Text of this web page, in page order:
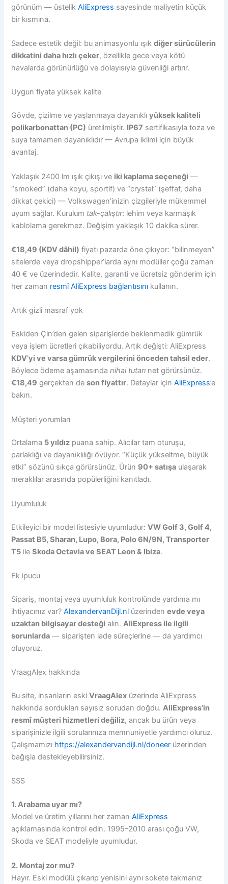
görünüm — üstelikAliExpress sayesinde maliyetin küçük
bir kısmına.
Sadece estetik değil: bu animasyonlu ışıkdiğer sürücülerin
dikkatini daha hızlı çeker, özellikle gece veya kötü
havalarda görünürlüğü ve dolayısıyla güvenliği artırır.
Uygun fiyata yüksek kalite
Gövde, çizilme ve yaşlanmaya dayanıklıyüksek kaliteli
polikarbonattan (PC) üretilmiştir. IP67 sertifikasıyla toza ve
suya tamamen dayanıklıdır — Avrupa iklimi için büyük
avantaj.
Yaklaşık 2400 lm ışık çıkışı ve iki kaplama seçeneği —
“smoked” (daha koyu, sportif) ve “crystal” (şeffaf, daha
dikkat çekici) — Volkswagen’inizin çizgileriyle mükemmel
uyum sağlar. Kurulum tak-çalıştır: lehim veya karmaşık
kablolama gerekmez. Değişim yaklaşık 10 dakika sürer.
€18,49 (KDV dâhil) fiyatı pazarda öne çıkıyor: “bilinmeyen”
sitelerde veya dropshipper’larda aynı modüller çoğu zaman
40 € ve üzerindedir. Kalite, garanti ve ücretsiz gönderim için
her zaman resmî AliExpress bağlantısını kullanın.
Artık gizli masraf yok
Eskiden Çin’den gelen siparişlerde beklenmedik gümrük
veya işlem ücretleri çıkabiliyordu. Artık değişti: AliExpress
KDV’yi ve varsa gümrük vergilerini önceden tahsil eder.
Böylece ödeme aşamasındanihai tutarı net görürsünüz.
€18,49 gerçekten deson fiyattır. Detaylar içinAliExpress’e
bakın.
Müşteri yorumları
Ortalama 5 yıldız puana sahip. Alıcılar tam oturuşu,
parlaklığı ve dayanıklılığı övüyor. “Küçük yükseltme, büyük
etki” sözünü sıkça görürsünüz. Ürün 90+ satışa ulaşarak
meraklılar arasında popülerliğini kanıtladı.
Uyumluluk
Etkileyici bir model listesiyle uyumludur:VW Golf 3, Golf 4,
Passat B5, Sharan, Lupo, Bora, Polo 6N/9N, Transporter
T5 ileSkoda Octavia ve SEAT Leon & Ibiza.
Ek ipucu
Sipariş, montaj veya uyumluluk kontrolünde yardıma mı
ihtiyacınız var?AlexandervanDijl.nl üzerindenevde veya
uzaktan bilgisayar desteği alın.AliExpress ile ilgili
sorunlarda — siparişten iade süreçlerine — da yardımcı
oluyoruz.
VraagAlex hakkında
Bu site, insanların eskiVraagAlex üzerinde AliExpress
hakkında sordukları sayısız sorudan doğdu.AliExpress’in
resmî müşteri hizmetleri değiliz, ancak bu ürün veya
siparişinizle ilgili sorularınıza memnuniyetle yardımcı oluruz.
Çalışmamızı https://alexandervandijl.nl/doneer üzerinden
bağışla destekleyebilirsiniz.
SSS
1. Arabama uyar mı?
Model ve üretim yıllarını her zamanAliExpress
açıklamasında kontrol edin. 1995–2010 arası çoğu VW,
Skoda ve SEAT modeliyle uyumludur.
2. Montaj zor mu?
Hayır. Eski modülü çıkarıp yenisini aynı sokete takmanız